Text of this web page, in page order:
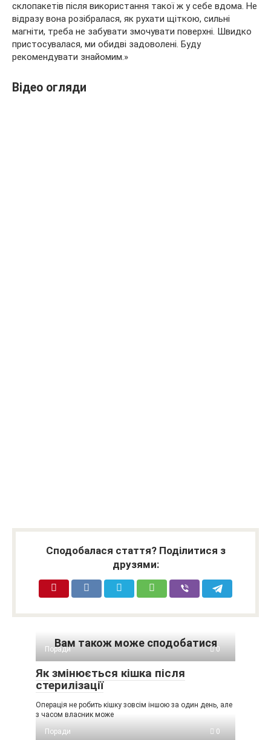
склопакетів після використання такої ж у себе вдома. Не
відразу вона розібралася, як рухати щіткою, сильні
магніти, треба не забувати змочувати поверхні. Швидко
пристосувалася, ми обидві задоволені. Буду
рекомендувати знайомим.»
Відео огляди
Сподобалася стаття? Поділитися з
друзями:
Вам також може сподобатися
Поради 0
Як змінюється кішка після
стерилізації
Операція не робить кішку зовсім іншою за один день, але
з часом власник може
Поради
0